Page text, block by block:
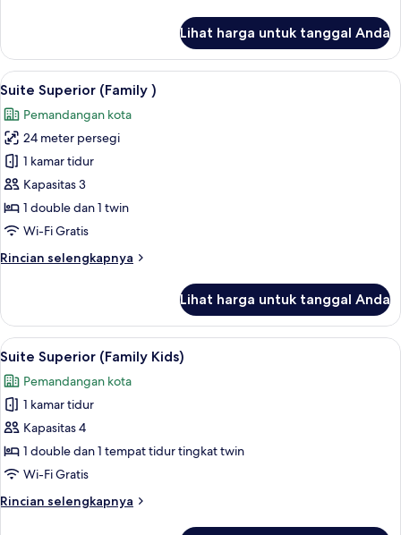
Kamar
Superior
(King)
Lihat harga untuk tanggal Anda
Lihat
semua
foto
untuk
Suite
Superior
(Family
)
Suite Superior (Family ) | Brankas,
5
Suite Superior (Family )
Pemandangan kota
24 meter persegi
1 kamar tidur
Kapasitas 3
1 double dan 1 twin
Wi-Fi Gratis
Rincian selengkapnya
Rincian
Suite
Superior
(Family
Lihat harga untuk tanggal Anda
Lihat
semua
foto
untuk
Suite
Superior
(Family
Suite Superior (Family Kids) |
6
Suite Superior (Family Kids)
Pemandangan kota
1 kamar tidur
Kapasitas 4
1 double dan 1 tempat tidur tingkat twin
Wi-Fi Gratis
Rincian selengkapnya
Rincian